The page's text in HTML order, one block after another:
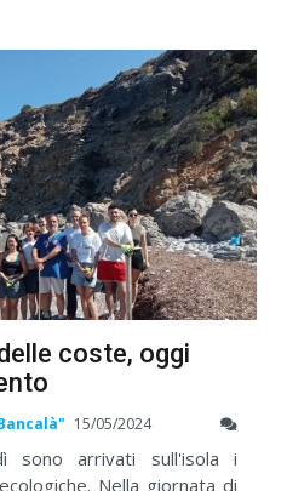
coste, oggi
15/05/2024
sono arrivati sull'isola i
Nella giornata di